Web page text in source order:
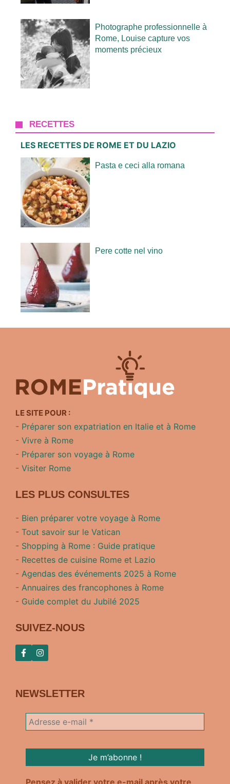
Photographe professionnelle à
Rome, Louise capture vos
moments précieux
RECETTES
LES RECETTES DE ROME ET DU LAZIO
Pasta e ceci alla romana
Pere cotte nel vino
LE SITE POUR :
- Préparer son expatriation en Italie et à Rome
- Vivre à Rome
- Préparer son voyage à Rome
- Visiter Rome
LES PLUS CONSULTES
- Bien préparer votre voyage à Rome
- Tout savoir sur le Vatican
- Shopping à Rome : Guide pratique
- Recettes de cuisine Rome et Lazio
- Agendas des événements 2025 à Rome
- Annuaires des francophones à Rome
- Guide complet du Jubilé 2025
SUIVEZ-NOUS
NEWSLETTER